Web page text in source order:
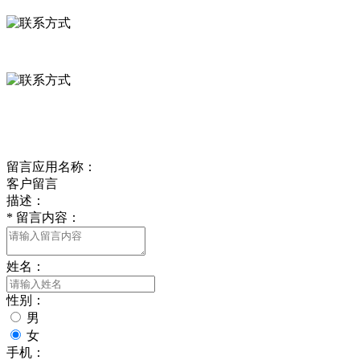
留言应用名称：
客户留言
描述：
* 留言内容：
姓名：
性别：
男
女
手机：